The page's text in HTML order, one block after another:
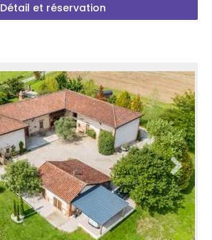
Détail et réservation